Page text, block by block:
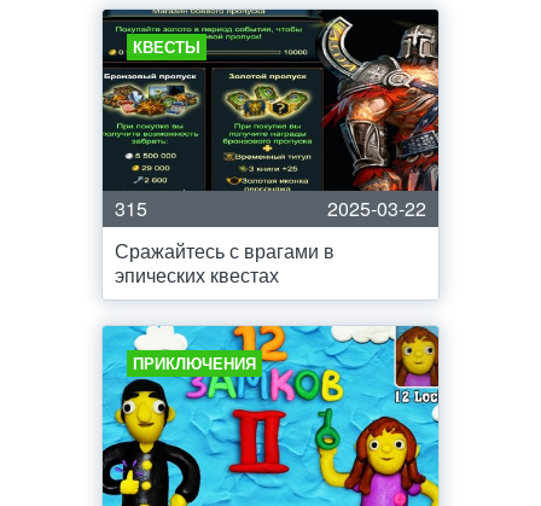
КВЕСТЫ
315
2025-03-22
Сражайтесь с врагами в
эпических квестах
ПРИКЛЮЧЕНИЯ